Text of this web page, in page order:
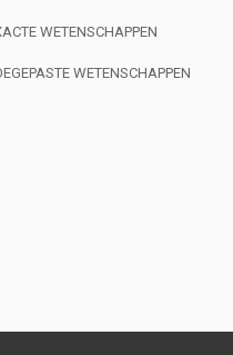
WETENSCHAPPEN
WETENSCHAPPEN